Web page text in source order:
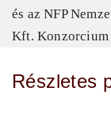
és az NFP
Kft. Konzorcium
Részletes